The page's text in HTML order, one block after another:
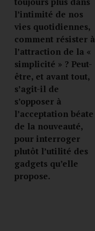
l’intimité de nos
vies quotidiennes,
comment résister à
l’attraction de la «
simplicité » ? Peut-
être, et avant tout,
s’agit-il de
s’opposer à
l’acceptation béate
de la nouveauté,
pour interroger
plutôt l’utilité des
gadgets qu’elle
propose.